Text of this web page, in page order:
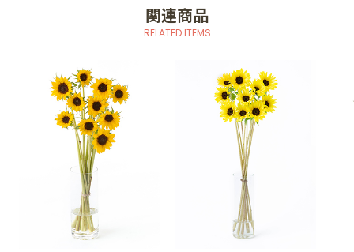
関連商品
RELATED ITEMS